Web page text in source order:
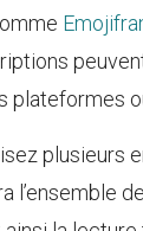
plateformes
plusieurs
l’ensemble